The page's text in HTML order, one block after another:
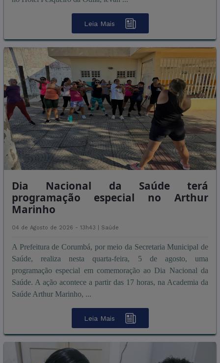
Leia Mais
Dia Nacional da Saúde terá
programação especial no Arthur
Marinho
04 de Agosto de 2026 - 13h43 | Saúde
A Prefeitura de Corumbá, por meio da Secretaria Municipal de
Saúde, realiza nesta quarta-feira, 5 de agosto, uma
programação especial em comemoração ao Dia Nacional da
Saúde. A ação acontece a partir das 17 horas, na Academia da
Saúde Arthur Marinho, ...
Leia Mais